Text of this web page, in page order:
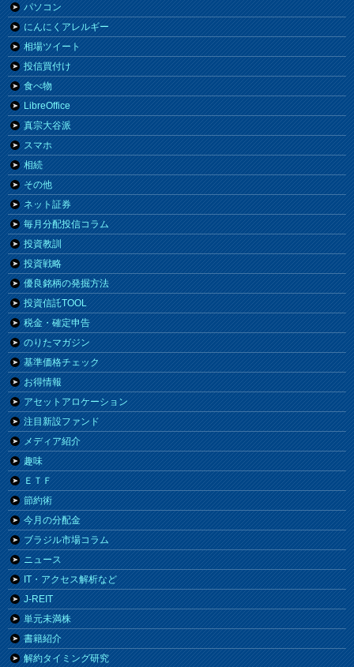
パソコン
にんにくアレルギー
相場ツイート
投信買付け
食べ物
LibreOffice
真宗大谷派
スマホ
相続
その他
ネット証券
毎月分配投信コラム
投資教訓
投資戦略
優良銘柄の発掘方法
投資信託TOOL
税金・確定申告
のりたマガジン
基準価格チェック
お得情報
アセットアロケーション
注目新設ファンド
メディア紹介
趣味
ＥＴＦ
節約術
今月の分配金
ブラジル市場コラム
ニュース
IT・アクセス解析など
J-REIT
単元未満株
書籍紹介
解約タイミング研究